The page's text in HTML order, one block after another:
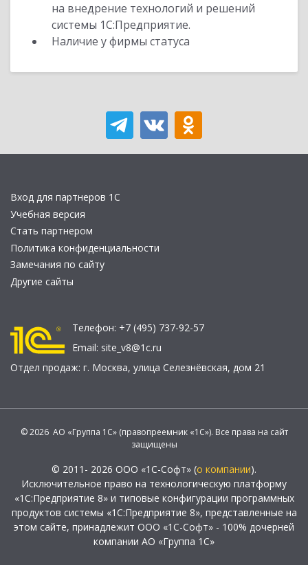
на внедрение технологий и решений
системы 1С:Предприятие.
Наличие у фирмы статуса
Вход для партнеров 1С
Учебная версия
Стать партнером
Политика конфиденциальности
Замечания по сайту
Другие сайты
Телефон: +7 (495) 737-92-57
Email: site_v8@1c.ru
Отдел продаж: г. Москва, улица Селезнёвская, дом 21
© 2026 АО «Группа 1С» (правопреемник «1С»). Все права на сайт
защищены
© 2011- 2026 ООО «1С-Софт» (о компании).
Исключительное право на технологическую платформу
«1С:Предприятие 8» и типовые конфигурации программных
продуктов системы «1С:Предприятие 8», представленные на
этом сайте, принадлежит ООО «1С-Софт» - 100% дочерней
компании АО «Группа 1С»